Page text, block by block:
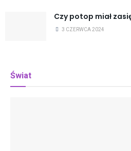
Czy potop miał
3 CZERWCA 2024
Świat